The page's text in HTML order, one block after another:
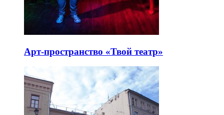
Арт-пространство «Твой театр»